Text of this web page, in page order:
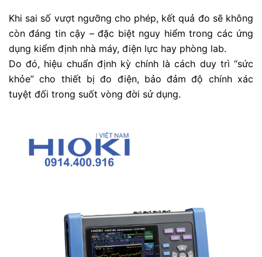
Khi sai số vượt ngưỡng cho phép, kết quả đo sẽ không
còn đáng tin cậy – đặc biệt nguy hiểm trong các ứng
dụng kiểm định nhà máy, điện lực hay phòng lab.
Do đó, hiệu chuẩn định kỳ chính là cách duy trì “sức
khỏe” cho thiết bị đo điện, bảo đảm độ chính xác
tuyệt đối trong suốt vòng đời sử dụng.